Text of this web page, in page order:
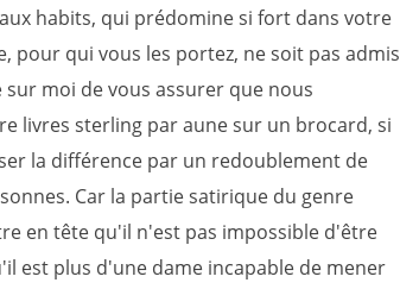
habits, qui prédomine si fort dans votre
pour qui vous les portez, ne soit pas admis
moi de vous assurer que nous
livres sterling par aune sur un brocard, si
la différence par un redoublement de
Car la partie satirique du genre
en tête qu'il n'est pas impossible d'être
est plus d'une dame incapable de mener